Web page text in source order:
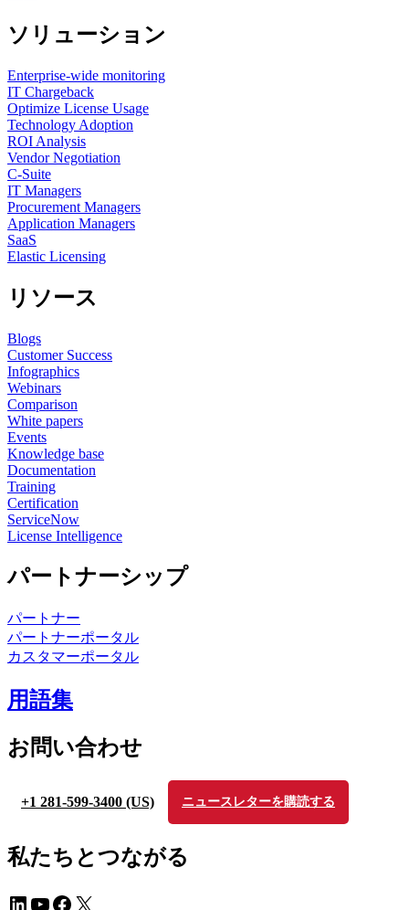
ソリューション
Enterprise-wide monitoring
IT Chargeback
Optimize License Usage
Technology Adoption
ROI Analysis
Vendor Negotiation
C-Suite
IT Managers
Procurement Managers
Application Managers
SaaS
Elastic Licensing
リソース
Blogs
Customer Success
Infographics
Webinars
Comparison
White papers
Events
Knowledge base
Documentation
Training
Certification
ServiceNow
License Intelligence
パートナーシップ
パートナー
パートナーポータル
カスタマーポータル
用語集
お問い合わせ
+1 281-599-3400 (US) ニュースレターを購読する
私たちとつながる